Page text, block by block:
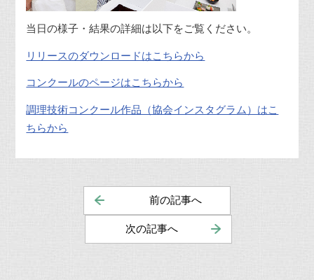
当日の様子・結果の詳細は以下をご覧ください。
リリースのダウンロードはこちらから
コンクールのページはこちらから
調理技術コンクール作品（協会インスタグラム）はこ
ちらから
前の記事へ
次の記事へ